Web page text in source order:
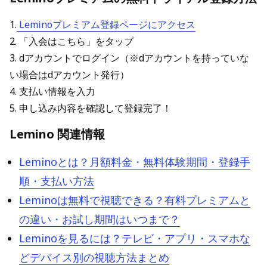
1. Leminoプレミアム登録ページにアクセス
2. 「入会はこちら」をタップ
3. dアカウントでログイン（※dアカウントを持っていな
い場合はdアカウント発行）
4. 支払い情報を入力
5. 申し込み内容を確認して登録完了！
Lemino 関連情報
Leminoとは？月額料金・無料体験期間・登録手
順・支払い方法
Leminoは無料で視聴できる？有料プレミアムと
の違い・お試し期間はいつまで？
Leminoを見るには？テレビ・アプリ・スマホな
どデバイス別の視聴方法まとめ